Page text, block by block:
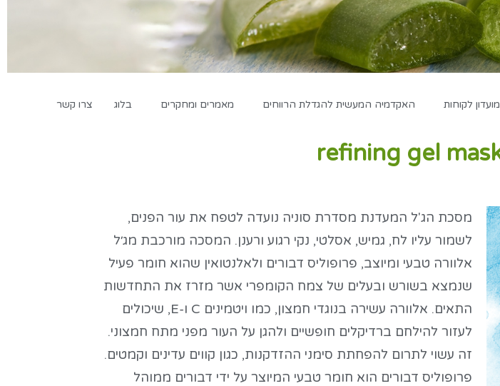
מועדון לקוחות האקדמיה המעשית להגדלת הרווחים מאמרים ומחקרים בלוג צרו קשר
מסכת הג'ל המעדנת מסדרת סוניה נועדה לטפח את עור הפנים,
לשמור עליו לח, גמיש, אסלטי, נקי רגוע ורענן. המסכה מורכבת מג׳ל
אלוורה טבעי ומיוצב, פרופוליס דבורים ולאלנטואין שהוא חומר פעיל
שנמצא בשורש ובעלים של צמח הקומפרי אשר מזרז את התחדשות
התאים. אלוורה עשירה בנוגדי חמצון, כמו ויטמינים C ו-E, שיכולים
לעזור להילחם ברדיקלים חופשיים ולהגן על העור מפני מתח חמצוני.
זה עשוי לתרום להפחתת סימני ההזדקנות, כגון קווים עדינים וקמטים.
פרופוליס דבורים הוא חומר טבעי המיוצר על ידי דבורים ממוהל